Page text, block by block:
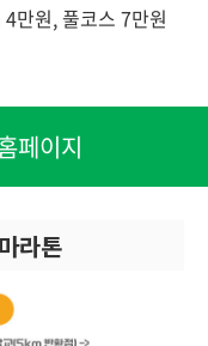
만원, 풀코스 7만원
페이지
라톤